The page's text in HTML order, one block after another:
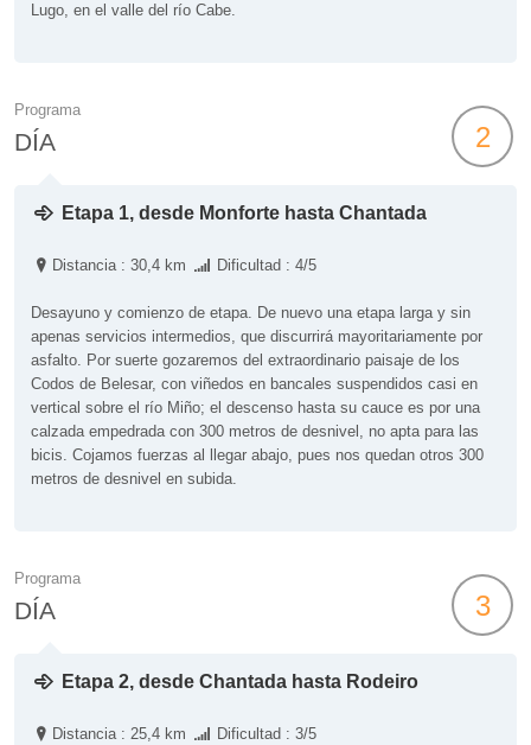
Lugo, en el valle del río Cabe.
Programa
DÍA 2
Etapa 1, desde Monforte hasta Chantada
Distancia : 30,4 km Dificultad : 4/5
Desayuno y comienzo de etapa. De nuevo una etapa larga y sin
apenas servicios intermedios, que discurrirá mayoritariamente por
asfalto. Por suerte gozaremos del extraordinario paisaje de los
Codos de Belesar, con viñedos en bancales suspendidos casi en
vertical sobre el río Miño; el descenso hasta su cauce es por una
calzada empedrada con 300 metros de desnivel, no apta para las
bicis. Cojamos fuerzas al llegar abajo, pues nos quedan otros 300
metros de desnivel en subida.
Programa
DÍA 3
Etapa 2, desde Chantada hasta Rodeiro
Distancia : 25,4 km Dificultad : 3/5